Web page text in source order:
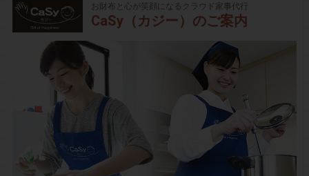
お財布と心が笑顔になるクラウド家事代行
CaSy（カジー）のご案内